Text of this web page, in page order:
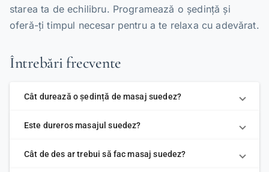
starea ta de echilibru. Programează o ședință și
oferă-ți timpul necesar pentru a te relaxa cu adevărat.
Întrebări frecvente
Cât durează o ședință de masaj suedez?
Este dureros masajul suedez?
Cât de des ar trebui să fac masaj suedez?